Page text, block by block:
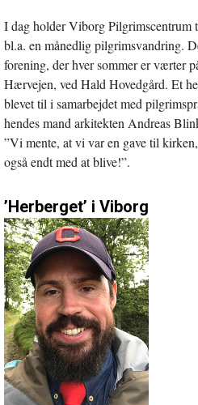
I dag holder Viborg Pilgrimscentrum
bl.a. en månedlig pilgrimsvandring.
forening, der hver sommer er værter
Hærvejen, ved Hald Hovedgård. Et
blevet til i samarbejdet med
hendes mand arkitekten Andreas
”Vi mente, at vi var en gave til
også endt med at blive!”.
’Herberget’ i Viborg